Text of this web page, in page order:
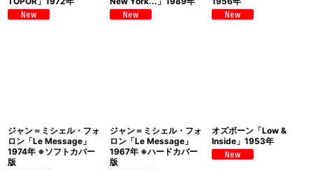
ジャン＝ミシェル・フォ
ロン「Le Message」
1974年 ※ソフトカバー
版
ジャン＝ミシェル・フォ
ロン「Le Message」
1967年 ※ハードカバー
版
オズボーン「Low &
Inside」1953年